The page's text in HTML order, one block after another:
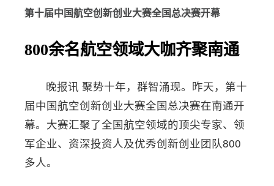
第十届中国航空创新创业大赛全国总决赛开幕
800余名航空领域大咖齐聚南通
晚报讯 聚势十年，群智涌现。昨天，第十
届中国航空创新创业大赛全国总决赛在南通开
幕。大赛汇聚了全国航空领域的顶尖专家、领
军企业、资深投资人及优秀创新创业团队800
多人。